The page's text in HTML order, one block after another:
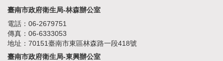
臺南市政府衛生局-林森辦公室
電話：06-2679751
傳真：06-6333053
地址：70151臺南市東區林森路一段418號
臺南市政府衛生局-東興辦公室